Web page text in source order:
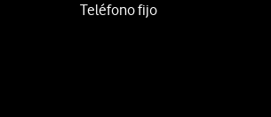
Teléfono fijo